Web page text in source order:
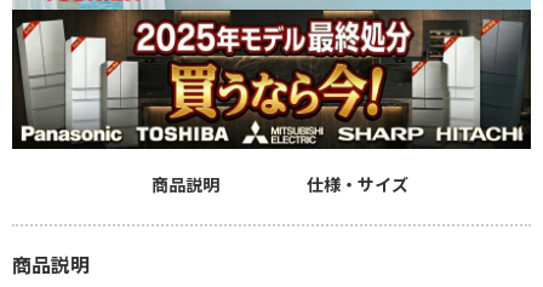
商品説明 仕様・サイズ
商品説明